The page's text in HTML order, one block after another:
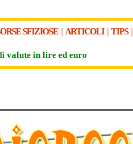
SFIZIOSE | ARTICOLI| TIPS|
valute in lire ed euro